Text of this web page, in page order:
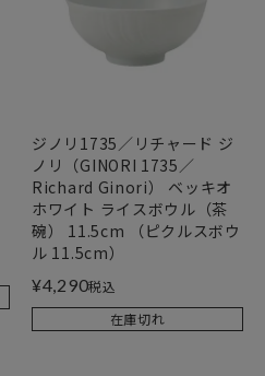
ジノリ1735／リチャード ジ
ノリ（GINORI 1735／
Richard Ginori） ベッキオ
ホワイト ライスボウル（茶
碗） 11.5cm （ピクルスボウ
ル 11.5cm）
¥4,290税込
在庫切れ